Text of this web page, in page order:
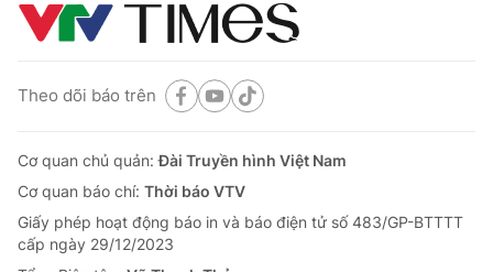
Theo dõi báo trên
Cơ quan chủ quản:Đài Truyền hình Việt Nam
Cơ quan báo chí: Thời báo VTV
Giấy phép hoạt động báo in và báo điện tử số 483/GP-BTTTT
cấp ngày 29/12/2023